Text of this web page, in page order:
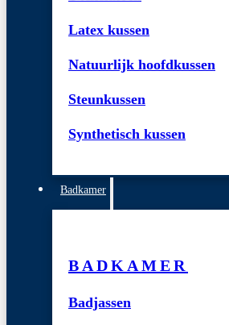
Latex kussen
Natuurlijk hoofdkussen
Steunkussen
Synthetisch kussen
Badkamer
BADKAMER
Badjassen